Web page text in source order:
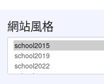
網站風格